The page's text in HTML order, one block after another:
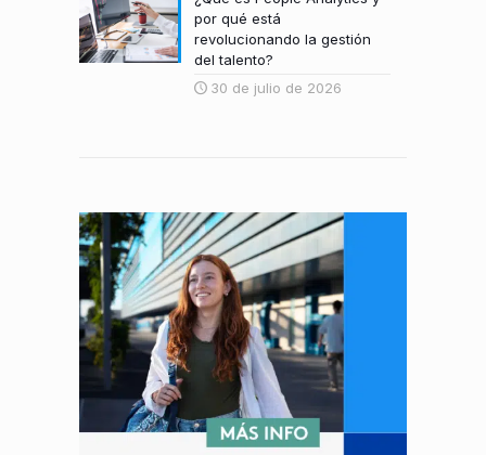
por qué está
revolucionando la gestión
del talento?
30 de julio de 2026